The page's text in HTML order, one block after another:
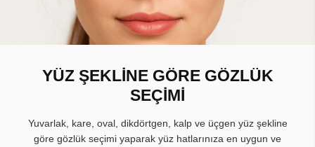
YÜZ ŞEKLİNE GÖRE GÖZLÜK
SEÇİMİ
Yuvarlak, kare, oval, dikdörtgen, kalp ve üçgen yüz şekline
göre gözlük seçimi yaparak yüz hatlarınıza en uygun ve